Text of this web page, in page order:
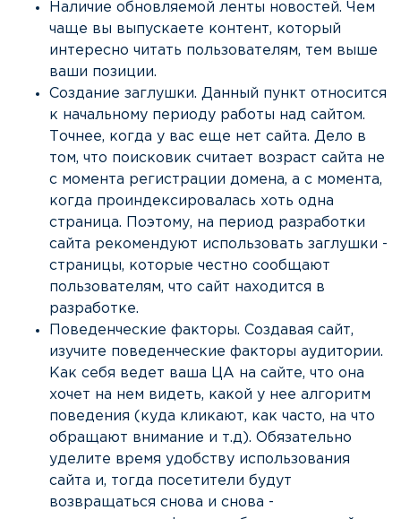
Наличие обновляемой ленты новостей. Чем
чаще вы выпускаете контент, который
интересно читать пользователям, тем выше
ваши позиции.
Создание заглушки. Данный пункт относится
к начальному периоду работы над сайтом.
Точнее, когда у вас еще нет сайта. Дело в
том, что поисковик считает возраст сайта не
с момента регистрации домена, а с момента,
когда проиндексировалась хоть одна
страница. Поэтому, на период разработки
сайта рекомендуют использовать заглушки -
страницы, которые честно сообщают
пользователям, что сайт находится в
разработке.
Поведенческие факторы. Создавая сайт,
изучите поведенческие факторы аудитории.
Как себя ведет ваша ЦА на сайте, что она
хочет на нем видеть, какой у нее алгоритм
поведения (куда кликают, как часто, на что
обращают внимание и т.д). Обязательно
уделите время удобству использования
сайта и, тогда посетители будут
возвращаться снова и снова -